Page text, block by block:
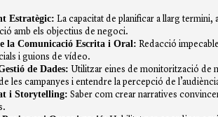
Estratègic: La capacitat de planificar a llarg termini,
amb els objectius de negoci.
la Comunicació Escrita i Oral: Redacció
i guions de vídeo.
de Dades: Utilitzar eines de monitorització de
les campanyes i entendre la percepció de
i Storytelling: Saber com crear narratives